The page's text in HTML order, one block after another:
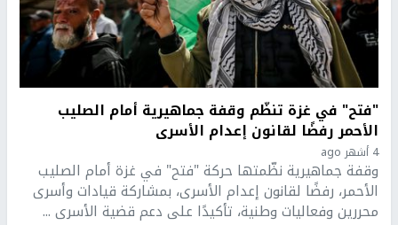
"فتح" في غزة تنظّم وقفة جماهيرية أمام الصليب
الأحمر رفضًا لقانون إعدام الأسرى
4 أشهر ago
وقفة جماهيرية نظّمتها حركة "فتح" في غزة أمام الصليب
الأحمر، رفضًا لقانون إعدام الأسرى، بمشاركة قيادات وأسرى
محررين وفعاليات وطنية، تأكيدًا على دعم قضية الأسرى ...